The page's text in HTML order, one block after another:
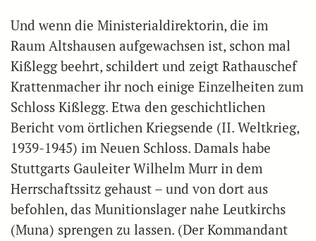
Und wenn die Ministerialdirektorin, die im
Raum Altshausen aufgewachsen ist, schon mal
Kißlegg beehrt, schildert und zeigt Rathauschef
Krattenmacher ihr noch einige Einzelheiten zum
Schloss Kißlegg. Etwa den geschichtlichen
Bericht vom örtlichen Kriegsende (II. Weltkrieg,
1939-1945) im Neuen Schloss. Damals habe
Stuttgarts Gauleiter Wilhelm Murr in dem
Herrschaftssitz gehaust – und von dort aus
befohlen, das Munitionslager nahe Leutkirchs
(Muna) sprengen zu lassen. (Der Kommandant